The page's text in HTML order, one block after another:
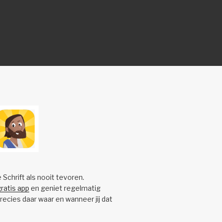
Schrift als nooit tevoren.
app en geniet regelmatig
daar waar en wanneer jij dat